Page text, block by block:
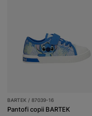
BARTEK / 87039-16
Pantofi copii BARTEK